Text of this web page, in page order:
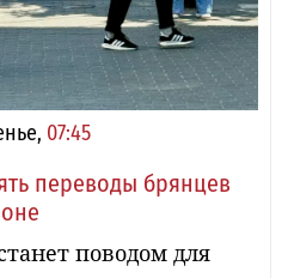
07:45
переводы брянцев
поводом для